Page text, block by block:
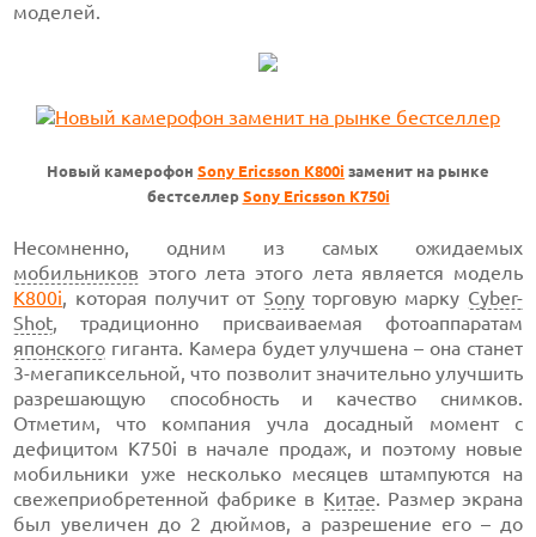
моделей.
Новый камерофон Sony Ericsson K800i заменит на рынке
бестселлер Sony Ericsson K750i
Несомненно, одним из самых ожидаемых
мобильников этого лета этого лета является модель
K800i, которая получит от Sonyторговую марку Cyber-
Shot, традиционно присваиваемая фотоаппаратам
японского гиганта. Камера будет улучшена – она станет
3-мегапиксельной, что позволит значительно улучшить
разрешающую способность и качество снимков.
Отметим, что компания учла досадный момент с
дефицитом K750i в начале продаж, и поэтому новые
мобильники уже несколько месяцев штампуются на
свежеприобретенной фабрике в Китае. Размер экрана
был увеличен до 2 дюймов, а разрешение его – до